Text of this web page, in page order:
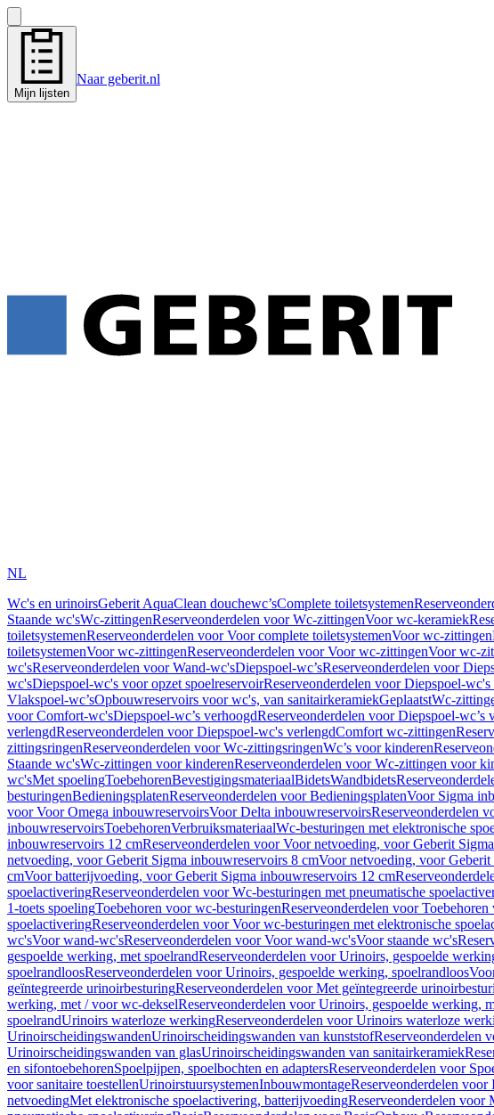
Mijn lijsten
Naar geberit.nl
NL
Wc's en urinoirsGeberit AquaClean douchewc’sComplete toiletsystemen
Staande wc'sWc-zittingenReserveonderdelen voor Wc-zittingenVoor wc-keramiek
toiletsystemenReserveonderdelen voor Voor complete toiletsystemenVoor wc-zittingen
toiletsystemenVoor wc-zittingenReserveonderdelen voor Voor wc-zittingenVoor wc-
wc'sReserveonderdelen voor Wand-wc'sDiepspoel-wc’sReserveonderdelen voor
wc'sDiepspoel-wc's voor opzet spoelreservoirReserveonderdelen voor Diepspoel-
Vlakspoel-wc’sOpbouwreservoirs voor wc's, van sanitairkeramiekGeplaatstWc-
voor Comfort-wc'sDiepspoel-wc’s verhoogdReserveonderdelen voor Diepspoel-wc’s
verlengdReserveonderdelen voor Diepspoel-wc's verlengdComfort wc-zittingen
zittingsringenReserveonderdelen voor Wc-zittingsringenWc’s voor kinderen
Staande wc'sWc-zittingen voor kinderenReserveonderdelen voor Wc-zittingen voor
wc'sMet spoelingToebehorenBevestigingsmateriaalBidetsWandbidets
besturingenBedieningsplatenReserveonderdelen voor BedieningsplatenVoor Sigma
voor Voor Omega inbouwreservoirsVoor Delta inbouwreservoirsReserveonderdelen
inbouwreservoirsToebehorenVerbruiksmateriaalWc-besturingen met elektronische
inbouwreservoirs 12 cmReserveonderdelen voor Voor netvoeding, voor Geberit
netvoeding, voor Geberit Sigma inbouwreservoirs 8 cmVoor netvoeding, voor
cmVoor batterijvoeding, voor Geberit Sigma inbouwreservoirs 12 cm
spoelactiveringReserveonderdelen voor Wc-besturingen met pneumatische
1-toets spoelingToebehoren voor wc-besturingenReserveonderdelen voor
spoelactiveringReserveonderdelen voor Voor wc-besturingen met elektronische
wc'sVoor wand-wc'sReserveonderdelen voor Voor wand-wc'sVoor staande wc's
gespoelde werking, met spoelrandReserveonderdelen voor Urinoirs, gespoelde
spoelrandloosReserveonderdelen voor Urinoirs, gespoelde werking, spoelrandloos
geïntegreerde urinoirbesturingReserveonderdelen voor Met geïntegreerde
werking, met / voor wc-dekselReserveonderdelen voor Urinoirs, gespoelde werking,
spoelrandUrinoirs waterloze werkingReserveonderdelen voor Urinoirs waterloze
UrinoirscheidingswandenUrinoirscheidingswanden van kunststofReserveonderdelen
Urinoirscheidingswanden van glasUrinoirscheidingswanden van sanitairkeramiek
en sifontoebehorenSpoelpijpen, spoelbochten en adaptersReserveonderdelen voor
voor sanitaire toestellenUrinoirstuursystemenInbouwmontageReserveonderdelen voor
netvoedingMet elektronische spoelactivering, batterijvoedingReserveonderdelen voor